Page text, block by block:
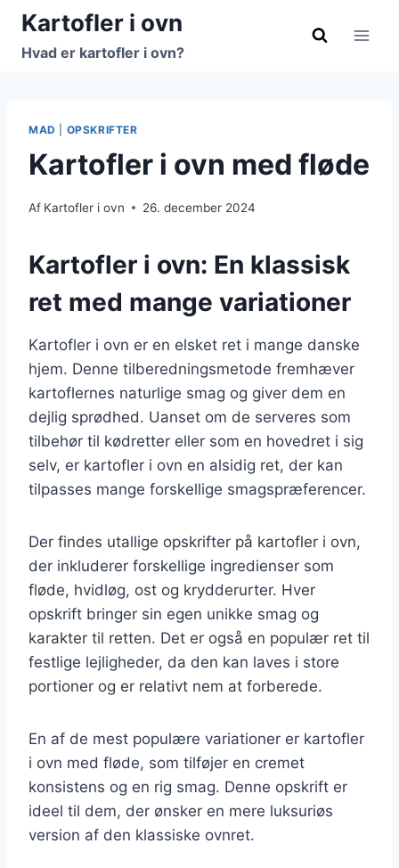
Fortsæt
indhold
Kartofler i ovn
Hvad er kartofler i ovn?
MAD OPSKRIFTER
Kartofler i ovn med fløde
Af Kartofler i ovn 26. december 2024
Kartofler i ovn: En klassisk
ret med mange variationer
Kartofler i ovn er en elsket ret i mange danske
hjem. Denne tilberedningsmetode fremhæver
kartoflernes naturlige smag og giver dem en
dejlig sprødhed. Uanset om de serveres som
tilbehør til kødretter eller som en hovedret i sig
selv, er kartofler i ovn en alsidig ret, der kan
tilpasses mange forskellige smagspræferencer.
Der findes utallige opskrifter på kartofler i ovn,
der inkluderer forskellige ingredienser som
fløde, hvidløg, ost og krydderurter. Hver
opskrift bringer sin egen unikke smag og
karakter til retten. Det er også en populær ret til
festlige lejligheder, da den kan laves i store
portioner og er relativt nem at forberede.
En af de mest populære variationer er kartofler
i ovn med fløde, som tilføjer en cremet
konsistens og en rig smag. Denne opskrift er
ideel til dem, der ønsker en mere luksuriøs
version af den klassiske ovnret.